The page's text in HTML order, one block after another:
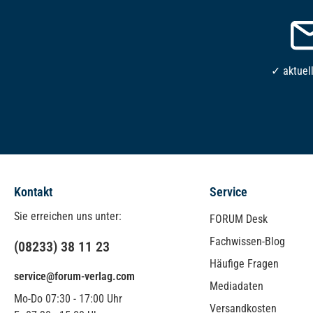
✓
Kontakt
Sie erreichen uns unter:
(08233) 38 11 23
service@forum-verlag.com
Mo-Do 07:30 - 17:00 Uhr
Service
FORUM Desk
Fachwissen-Blog
Häufige Fragen
Mediadaten
Versandkosten